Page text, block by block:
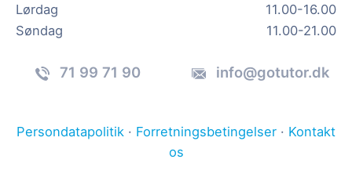
Lørdag
11.00-16.00
Søndag
11.00-21.00
71 99 71 90 info@gotutor.dk
Persondatapolitik · Forretningsbetingelser · Kontakt
os